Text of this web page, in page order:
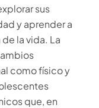
sus
y aprender a
la vida. La
como físico y
que, en